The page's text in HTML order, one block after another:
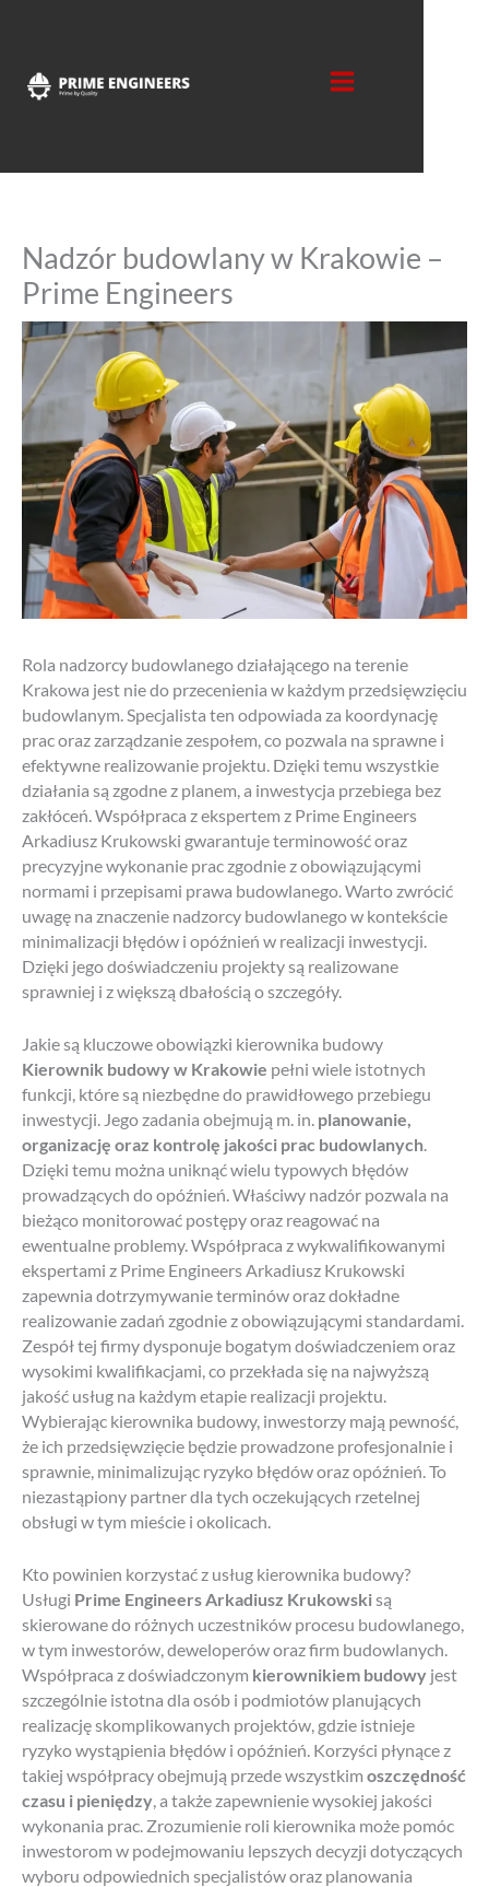
Nadzór budowlany w Krakowie –
Prime Engineers
Rola nadzorcy budowlanego działającego na terenie
Krakowa jest nie do przecenienia w każdym przedsięwzięciu
budowlanym. Specjalista ten odpowiada za koordynację
prac oraz zarządzanie zespołem, co pozwala na sprawne i
efektywne realizowanie projektu. Dzięki temu wszystkie
działania są zgodne z planem, a inwestycja przebiega bez
zakłóceń. Współpraca z ekspertem z Prime Engineers
Arkadiusz Krukowski gwarantuje terminowość oraz
precyzyjne wykonanie prac zgodnie z obowiązującymi
normami i przepisami prawa budowlanego. Warto zwrócić
uwagę na znaczenie nadzorcy budowlanego w kontekście
minimalizacji błędów i opóźnień w realizacji inwestycji.
Dzięki jego doświadczeniu projekty są realizowane
sprawniej i z większą dbałością o szczegóły.
Jakie są kluczowe obowiązki kierownika budowy
Kierownik budowy w Krakowie pełni wiele istotnych
funkcji, które są niezbędne do prawidłowego przebiegu
inwestycji. Jego zadania obejmują m. in. planowanie,
organizację oraz kontrolę jakości prac budowlanych.
Dzięki temu można uniknąć wielu typowych błędów
prowadzących do opóźnień. Właściwy nadzór pozwala na
bieżąco monitorować postępy oraz reagować na
ewentualne problemy. Współpraca z wykwalifikowanymi
ekspertami z Prime Engineers Arkadiusz Krukowski
zapewnia dotrzymywanie terminów oraz dokładne
realizowanie zadań zgodnie z obowiązującymi standardami.
Zespół tej firmy dysponuje bogatym doświadczeniem oraz
wysokimi kwalifikacjami, co przekłada się na najwyższą
jakość usług na każdym etapie realizacji projektu.
Wybierając kierownika budowy, inwestorzy mają pewność,
że ich przedsięwzięcie będzie prowadzone profesjonalnie i
sprawnie, minimalizując ryzyko błędów oraz opóźnień. To
niezastąpiony partner dla tych oczekujących rzetelnej
obsługi w tym mieście i okolicach.
Kto powinien korzystać z usług kierownika budowy?
Usługi Prime Engineers Arkadiusz Krukowskisą
skierowane do różnych uczestników procesu budowlanego,
w tym inwestorów, deweloperów oraz firm budowlanych.
Współpraca z doświadczonym kierownikiem budowy jest
szczególnie istotna dla osób i podmiotów planujących
realizację skomplikowanych projektów, gdzie istnieje
ryzyko wystąpienia błędów i opóźnień. Korzyści płynące z
takiej współpracy obejmują przede wszystkim oszczędność
czasu i pieniędzy, a także zapewnienie wysokiej jakości
wykonania prac. Zrozumienie roli kierownika może pomóc
inwestorom w podejmowaniu lepszych decyzji dotyczących
wyboru odpowiednich specjalistów oraz planowania